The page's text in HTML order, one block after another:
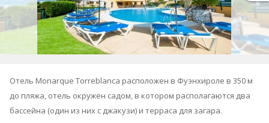
Отель Monarque Torreblanca расположен в Фуэнхироле в 350 м
до пляжа, отель окружен садом, в котором располагаются два
бассейна (один из них с джакузи) и терраса для загара.